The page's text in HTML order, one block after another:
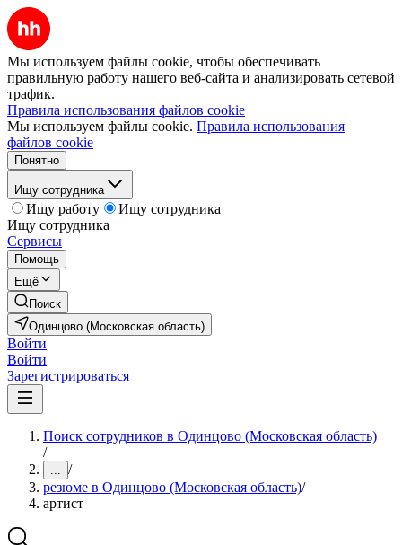
Мы используем файлы cookie, чтобы обеспечивать
правильную работу нашего веб-сайта и анализировать сетевой
трафик.
Правила использования файлов cookie
Мы используем файлы cookie. Правила использования
файлов cookie
Понятно
Ищу сотрудника
Ищу работу
Ищу сотрудника
Ищу сотрудника
Сервисы
Помощь
Ещё
Поиск
Одинцово (Московская область)
Войти
Войти
Зарегистрироваться
Поиск сотрудников в Одинцово (Московская область)
/
... /
резюме в Одинцово (Московская область)/
артист